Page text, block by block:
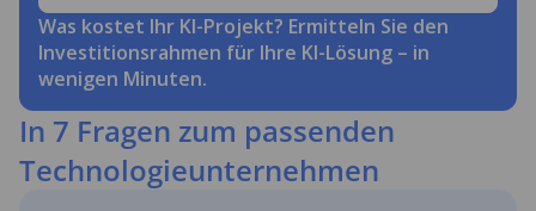
Was kostet Ihr KI-Projekt? Ermitteln Sie den
Investitionsrahmen für Ihre KI-Lösung – in
wenigen Minuten.
In 7 Fragen zum passenden
Technologieunternehmen